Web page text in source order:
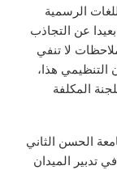
الرسمية
عن التجاذب
لا تنفي
هذا،
المكلفة
الحسن الثاني
تدبير الميدان